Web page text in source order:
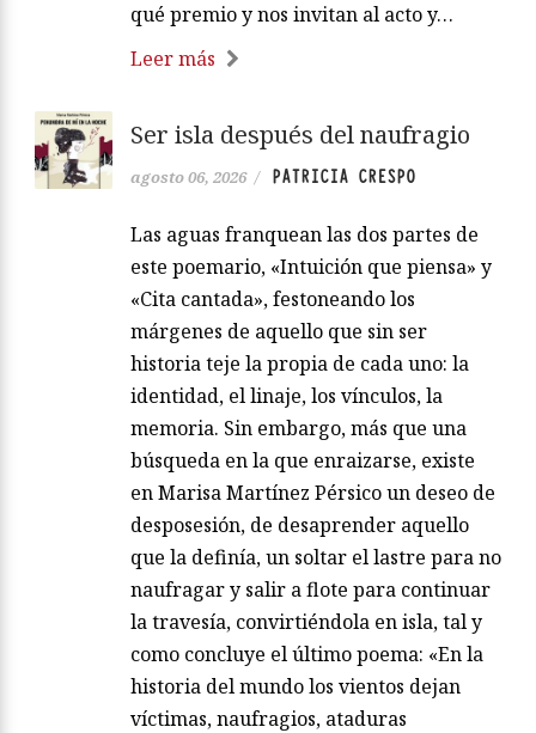
qué premio y nos invitan al acto y…
Leer más
Ser isla después del naufragio
agosto 06, 2026 / PATRICIA CRESPO
Las aguas franquean las dos partes de
este poemario, «Intuición que piensa» y
«Cita cantada», festoneando los
márgenes de aquello que sin ser
historia teje la propia de cada uno: la
identidad, el linaje, los vínculos, la
memoria. Sin embargo, más que una
búsqueda en la que enraizarse, existe
en Marisa Martínez Pérsico un deseo de
desposesión, de desaprender aquello
que la definía, un soltar el lastre para no
naufragar y salir a flote para continuar
la travesía, convirtiéndola en isla, tal y
como concluye el último poema: «En la
historia del mundo los vientos dejan
víctimas, naufragios, ataduras